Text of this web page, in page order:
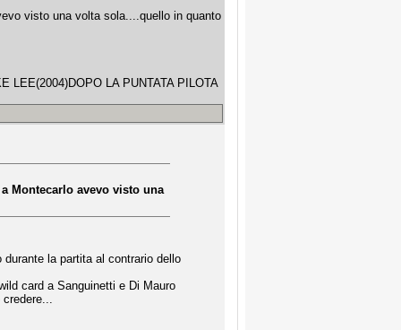
visto una volta sola....quello in quanto
LEE(2004)DOPO LA PUNTATA PILOTA
Montecarlo avevo visto una
la partita al contrario dello
card a Sanguinetti e Di Mauro